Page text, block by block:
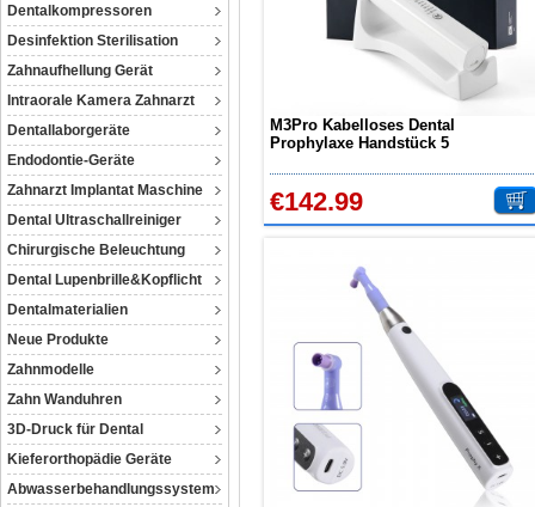
Dentalkompressoren‎
Desinfektion Sterilisation
Zahnaufhellung Gerät
Intraorale Kamera Zahnarzt
Dentallaborgeräte
Endodontie-Geräte
Zahnarzt Implantat Maschine
Dental Ultraschallreiniger
Chirurgische Beleuchtung
Dental Lupenbrille&Kopflicht
Dentalmaterialien
Neue Produkte
Zahnmodelle
Zahn Wanduhren
3D-Druck für Dental
Kieferorthopädie Geräte
Abwasserbehandlungssystem
M3Pro Kabelloses Dental
Prophylaxe Handstück 5
€142.99